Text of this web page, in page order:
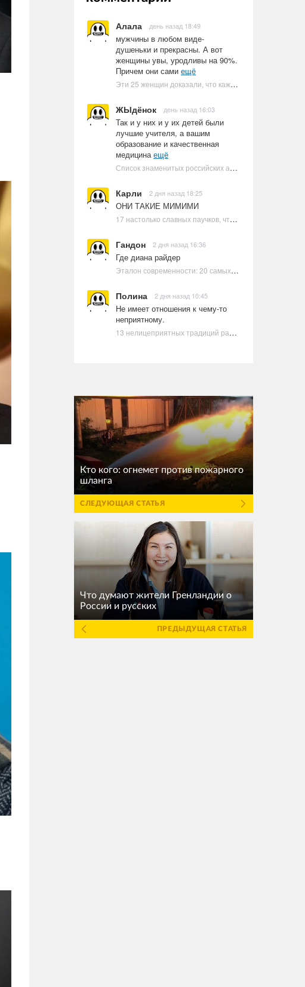
Алала день назад 18:49
мужчины в любом виде-
душеньки и прекрасны. А вот
женщины увы, уродливы на 90%.
Причем они сами ещё
Эти 25 женщин доказали, что каждое тело имеет право быть в бикини
ЖЫдёнок день назад 16:03
Так и у них и у их детей были
лучшие учителя, а вашим
образование и качественная
медицинаещё
Список знаменитых российских артистов-евреев | Ультрамарин
Карли 2 дня назад 18:25
ОНИ ТАКИЕ МИМИМИ
17 настолько славных паучков, что даже у арахнофобов появится желание их погладить
Гандон 2 дня назад 16:36
Где диана райдер
Эталон современности: 20 самых красивых и привлекательных актрис Голливуда, по мнению Google | Ультрамарин
Полина 2 дня назад 10:45
Не имеет отношения к чему-то
неприятному.
13 нелицеприятных традиций разных стран, которые могут шокировать неподготовленного человека
Кто кого: огнемет против пожарного
шланга
СЛЕДУЮЩАЯ СТАТЬЯ
Что думают жители Гренландии о
России и русских
ПРЕДЫДУЩАЯ СТАТЬЯ